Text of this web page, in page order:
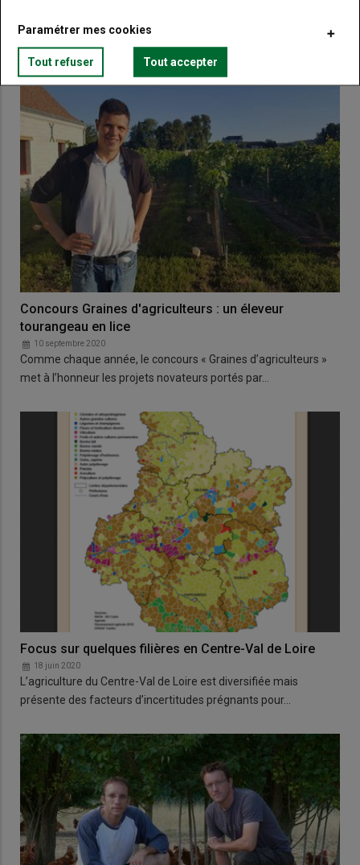
l’accélération de la dynamique d’infection impose…
Concours Graines d'agriculteurs : un éleveur
tourangeau en lice
10 septembre 2020
Comme chaque année, le concours « Graines d’agriculteurs »
met à l’honneur les projets novateurs portés par…
Focus sur quelques filières en Centre-Val de Loire
18 juin 2020
L’agriculture du Centre-Val de Loire est diversifiée mais
présente des facteurs d’incertitudes prégnants pour…
Paramétrer mes cookies
Tout refuser Tout accepter